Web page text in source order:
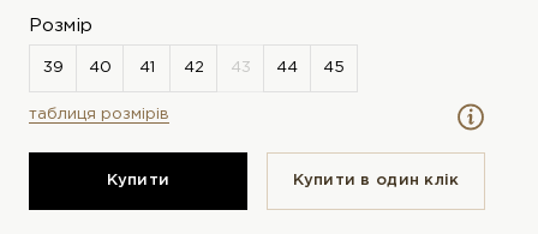
Розмір
таблиця розмірів
Купити Купити в один клiк